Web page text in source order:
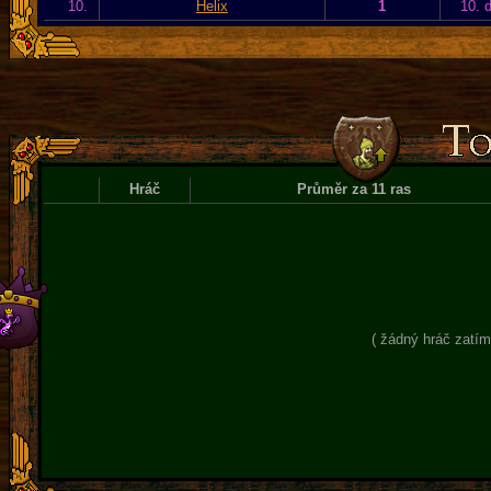
10. Helix 1 10.
Hráč Průměr za 11 ras
( žádný hráč